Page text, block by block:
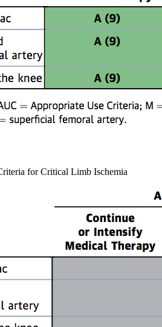
for Critical Limb Ischemia